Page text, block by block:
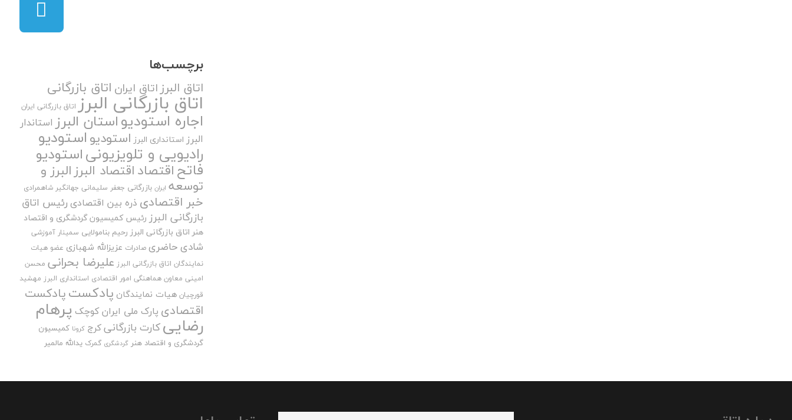
برچسب‌ها
اتاق البرزاتاق ایران اتاق بازرگانی
اتاق بازرگانی البرز اتاق بازرگانی ایران
اجاره استودیواستان البرز استاندار
البرز استانداری البرز استودیواستودیو
رادیویی و تلویزیونیاستودیو
فاتحاقتصاداقتصاد البرزالبرز و
توسعه ایران بازرگانی جعفر سلیمانی جهانگیر شاهمرادی
خبر اقتصادی ذره بین اقتصادی رئیس اتاق
بازرگانی البرز رئیس کمیسیون گردشگری و اقتصاد
هنر اتاق بازرگانی البرز رحیم بنامولایی سمینار آموزشی
شادی حاضری صادرات عزیزالله شهبازی عضو هیات
نمایندگان اتاق بازرگانی البرز علیرضا بحرانی محسن
امینی معاون هماهنگی امور اقتصادی استانداری البرز مهشید
قورچیان هیات نمایندگان پادکستپادکست
اقتصادی پارک ملی ایران کوچک پرهام
رضاییکارت بازرگانیکرج کرونا کمیسیون
گردشگری و اقتصاد هنر گردشگری گمرک یدالله مالمیر